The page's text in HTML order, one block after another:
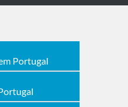
Portugal